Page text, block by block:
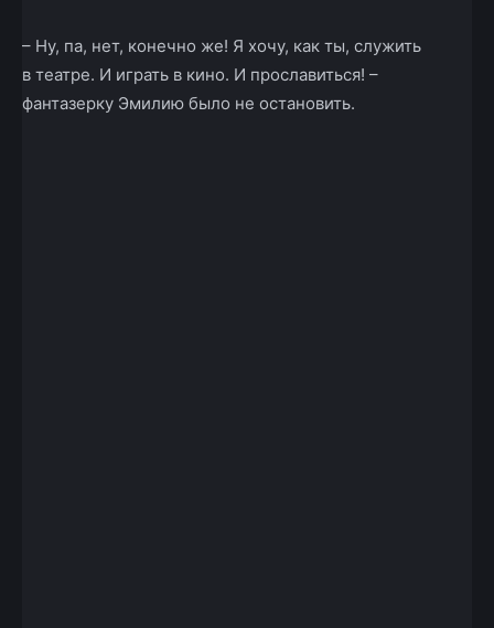
– Ну, па, нет, конечно же! Я хочу, как ты, служить
в теат­ре. И играть в кино. И прославиться! –
фантазерку Эмилию было не остановить.